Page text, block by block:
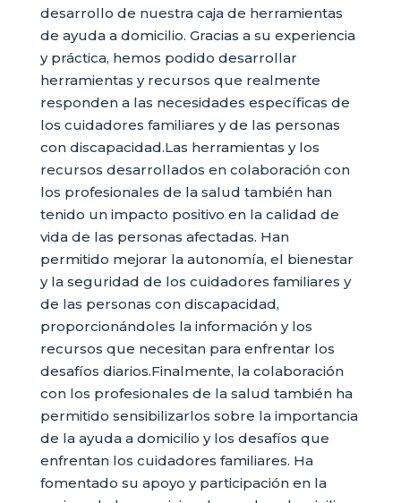
desarrollo de nuestra caja de herramientas
de ayuda a domicilio. Gracias a su experiencia
y práctica, hemos podido desarrollar
herramientas y recursos que realmente
responden a las necesidades específicas de
los cuidadores familiares y de las personas
con discapacidad.Las herramientas y los
recursos desarrollados en colaboración con
los profesionales de la salud también han
tenido un impacto positivo en la calidad de
vida de las personas afectadas. Han
permitido mejorar la autonomía, el bienestar
y la seguridad de los cuidadores familiares y
de las personas con discapacidad,
proporcionándoles la información y los
recursos que necesitan para enfrentar los
desafíos diarios.Finalmente, la colaboración
con los profesionales de la salud también ha
permitido sensibilizarlos sobre la importancia
de la ayuda a domicilio y los desafíos que
enfrentan los cuidadores familiares. Ha
fomentado su apoyo y participación en la